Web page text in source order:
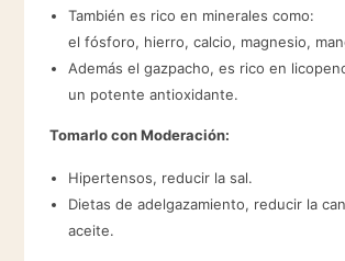
También es rico en minerales como:
el fósforo, hierro, calcio, magnesio,
Además el gazpacho, es rico en
un potente antioxidante.
Tomarlo con Moderación:
Hipertensos, reducir la sal.
Dietas de adelgazamiento, reducir la
aceite.